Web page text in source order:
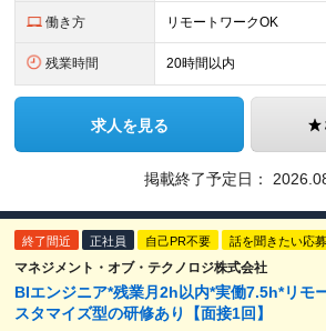
働き方 リモートワークOK
残業時間 20時間以内
求人を見る
掲載終了予定日：
終了間近 正社員 自己PR不要 話を聞きたい応
マネジメント・オブ・テクノロジ株式会社
BIエンジニア*残業月2h以内*実働7.5h*リモ
スタマイズ型の研修あり【面接1回】